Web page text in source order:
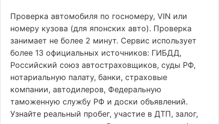
Проверка автомобиля по госномеру, VIN или
номеру кузова (для японских авто). Проверка
занимает не более 2 минут. Сервис использует
более 13 официальных источников: ГИБДД,
Российский союз автостраховщиков, суды РФ,
нотариальную палату, банки, страховые
компании, автодилеров, Федеральную
таможенную службу РФ и доски объявлений.
Узнайте реальный пробег, участие в ДТП, залог,